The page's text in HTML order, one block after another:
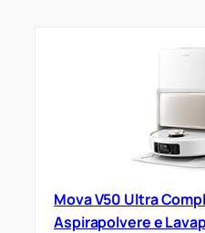
Mova V50 Ultra
Aspirapolvere e